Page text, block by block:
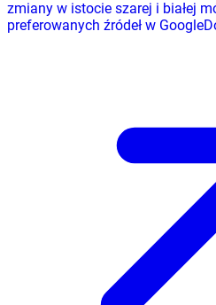
zmiany w istocie szarej i białej
preferowanych źródeł w Google